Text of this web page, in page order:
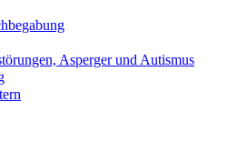
Asperger und Autismus